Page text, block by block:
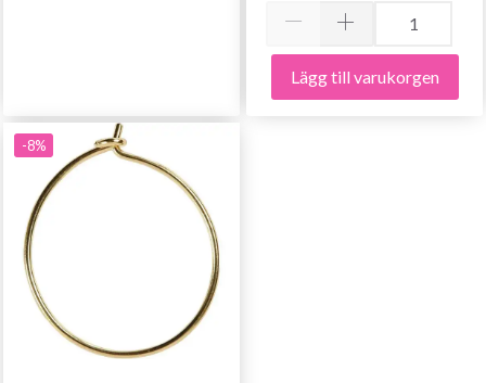
Lägg till varukorgen
-8%